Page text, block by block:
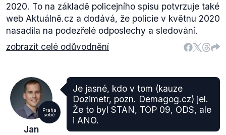
2020. To na základě policejního spisu potvrzuje také
web Aktuálně.cz a dodává, že policie v květnu 2020
nasadila na podezřelé odposlechy a sledování.
zobrazit celé odůvodnění
Praha
sobě
Jan
Je jasné, kdo v tom (kauze
Dozimetr, pozn. Demagog.cz) jel.
Že to byl STAN, TOP 09, ODS, ale
i ANO.